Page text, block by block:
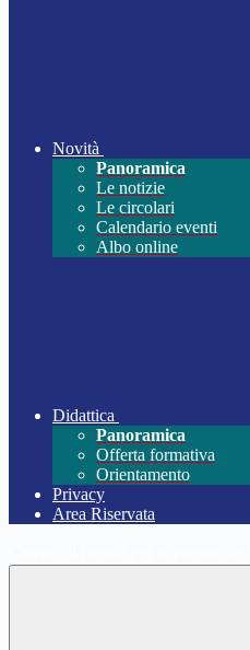
Novità
Panoramica
Le notizie
Le circolari
Calendario eventi
Albo online
Didattica
Panoramica
Offerta formativa
Orientamento
Privacy
Area Riservata